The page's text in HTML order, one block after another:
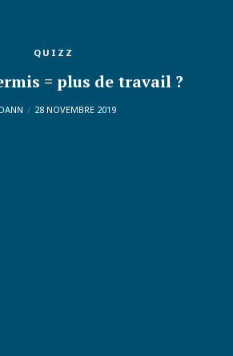
QUIZZ
= plus de travail ?
28 NOVEMBRE 2019